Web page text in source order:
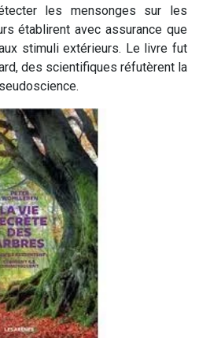
les mensonges sur les
établirent avec assurance que
stimuli extérieurs. Le livre fut
des scientifiques réfutèrent la